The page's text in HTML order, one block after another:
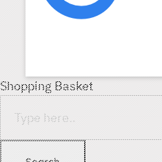
Shopping Basket